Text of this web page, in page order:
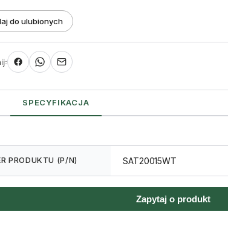
do ulubionych
SPECYFIKACJA
PRODUKTU (P/N) SAT20015WT
Zapytaj o produkt